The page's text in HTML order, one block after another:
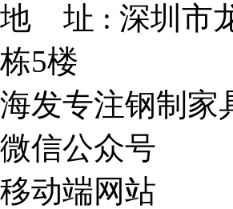
地 址 : 深圳市
栋5楼
海发专注钢制家
微信公众号
移动端网站